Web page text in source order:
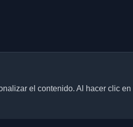
el contenido. Al hacer clic en